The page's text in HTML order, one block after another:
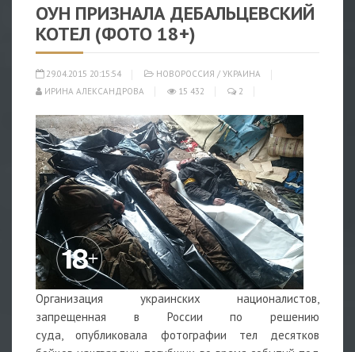
ОУН ПРИЗНАЛА ДЕБАЛЬЦЕВСКИЙ
КОТЕЛ (ФОТО 18+)
29.04.2015 20:15:54 НОВОРОССИЯ / УКРАИНА
ИРИНА АЛЕКСАНДРОВА
15 432 2
Организация украинских националистов,
запрещенная в России по решению
суда, опубликовала фотографии тел десятков